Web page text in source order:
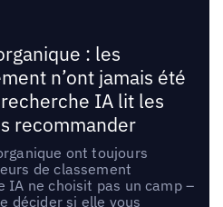
: les
n’ont jamais été
IA lit les
recommander
ont toujours
de classement
IA ne choisit pas un camp –
décider si elle vous